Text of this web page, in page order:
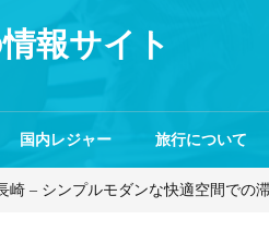
報サイト
国内レジャー 旅行について
崎 – シンプルモダンな快適空間での